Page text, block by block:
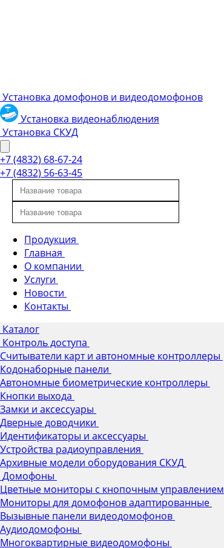
Установка домофонов и видеодомофонов
Установка видеонаблюдения
Установка СКУД
+7 (4832) 68-67-24
+7 (4832) 56-63-45
Продукция
Главная
О компании
Услуги
Новости
Контакты
Каталог
Контроль доступа
Считыватели карт и автономные контроллеры
Кодонаборные панели
Автономные биометрические контроллеры
Кнопки выхода
Замки и аксессуары
Дверные доводчики
Идентификаторы и аксессуары
Устройства радиоуправления
Архивные модели оборудования СКУД
Домофоны
Цветные мониторы с кнопочным управлением
Мониторы для домофонов адаптированные
Вызывные панели видеодомофонов
Аудиодомофоны
Многоквартирные видеодомофоны